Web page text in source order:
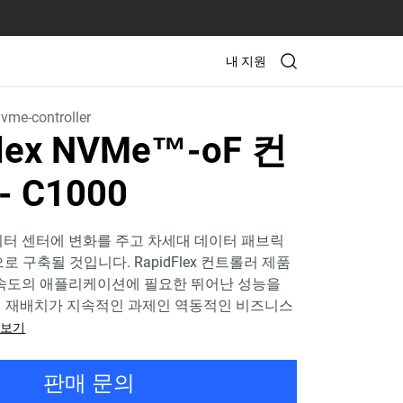
내 지원
controller
NVMe™-oF 컨
C1000
센터에 변화를 주고 차세대 데이터 패브릭
로 구축될 것입니다. RapidFlex 컨트롤러 제품
도의 애플리케이션에 필요한 뛰어난 성능을
재배치가 지속적인 과제인 역동적인 비즈니스
기
판매 문의